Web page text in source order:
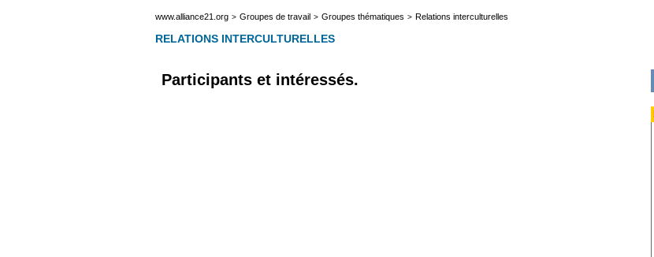
www.alliance21.org > Groupes de travail > Groupes thématiques > Relations interculturelles
RELATIONS INTERCULTURELLES
Participants et intéressés.